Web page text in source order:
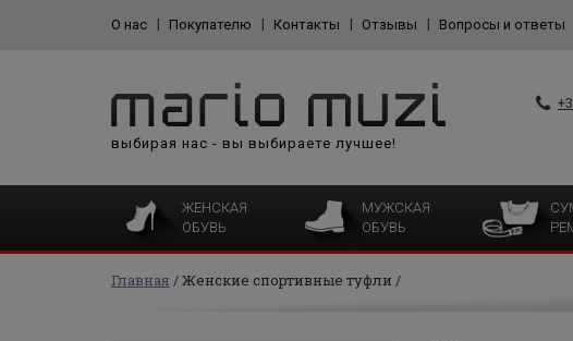
О нас Покупателю Контакты Отзывы Вопросы и ответы
выбирая нас - вы выбираете лучшее!
ЖЕНСКАЯ
ОБУВЬ
МУЖСКАЯ
ОБУВЬ
Главная Женские спортивные туфли